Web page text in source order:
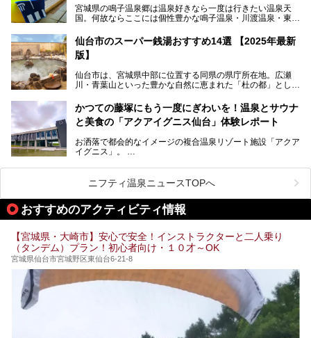
ー
提供元：サッポロビール【PR】
宮城県の鳴子温泉郷は温泉好きなら一度は行きたい温泉天
国。何故ならここには個性豊かな鳴子温泉・川渡温泉・東鳴
硫黄泉、塩化物泉、硫酸塩泉、炭酸水素塩泉などと多様な泉
質がそろっているからです。
の旅館・ホテルも立ち寄り入浴に門戸を開いてくれていま
す。
今回はそんな旅館の中から、おすすめしたい5ヶ所の温泉を
セレクトしてみました。うち3ヶ所はサウナも楽しめます。
仙台市のスーパー銭湯おすすめ14選 【2025年最新
版】
仙台市は、宮城県中部に位置する同県の県庁所在地。広瀬
川・青葉山といった豊かな自然に恵まれた「杜の都」として
人気です。新幹線を使えば都心から1時間30分とアクセスも
よく、気軽に訪れやすい地方都市の1つです。
仙台牛タンなどを堪能するグルメ旅や、スポーツ観戦の遠征
時などに利用しやすい温浴施設がたくさんありますよ。
かつての藤塚にもう一度にぎわいを！温泉とサウナ
と美食の「アクアイグニス仙台」体験レポート
お洒落で都会的なイメージの複合温泉リゾート施設「アクア
イグニス」。
関西空港や吉川美南（埼玉県）に続いて仙台市若林区に202
2年4月にオープンした「アクアイグニス仙台」は、日帰り
温泉の「藤塚の湯」、マルシェ リアン、和食「笠庵」、イ
タリアン「グリーチネ」、ベーカリー「マリアージュ ドゥ
ファリーヌ」、スイーツの「コンフィチュール アッシュ」
と「ル ショコラ ドゥ アッシュ」、そしてカフェ「猿田彦珈
この「アクアイグニス仙台」の魅力を探りにお出かけしてき
ました。
ニフティ温泉ニュースTOPへ
おすすめのアクティビティ情報
【宮城県・大崎市】安心で安全！インストラクターと二人乗り
（タンデム）プラン！初心者向け・１０才～OK
宮城県仙台市宮城野区東仙台6-21-8